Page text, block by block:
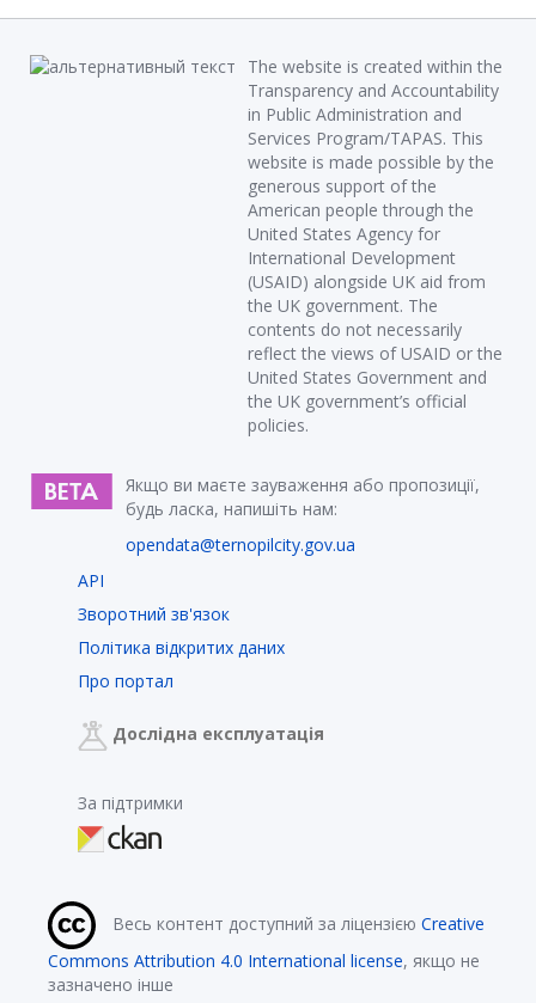
The website is created within the
Transparency and Accountability
in Public Administration and
Services Program/TAPAS. This
website is made possible by the
generous support of the
American people through the
United States Agency for
International Development
(USAID) alongside UK aid from
the UK government. The
contents do not necessarily
reflect the views of USAID or the
United States Government and
the UK government’s official
policies.
Якщо ви маєте зауваження або пропозиції,
будь ласка, напишіть нам:
opendata@ternopilcity.gov.ua
API
Зворотний зв'язок
Політика відкритих даних
Про портал
Дослідна експлуатація
За підтримки
Весь контент доступний за ліцензією Creative
Commons Attribution 4.0 International license, якщо не
зазначено інше